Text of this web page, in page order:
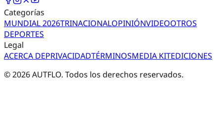
Categorías
MUNDIAL 2026TRINACIONALOPINIÓNVIDEOOTROS
DEPORTES
Legal
ACERCA DEPRIVACIDADTÉRMINOSMEDIA KITEDICIONES
©2026AUTFLO. Todos los derechos reservados.